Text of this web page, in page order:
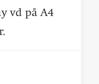
vd på A4